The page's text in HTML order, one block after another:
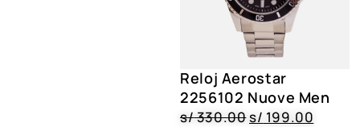
Reloj Aerostar
2256102 Nuove Men
s/330.00s/ 199.00